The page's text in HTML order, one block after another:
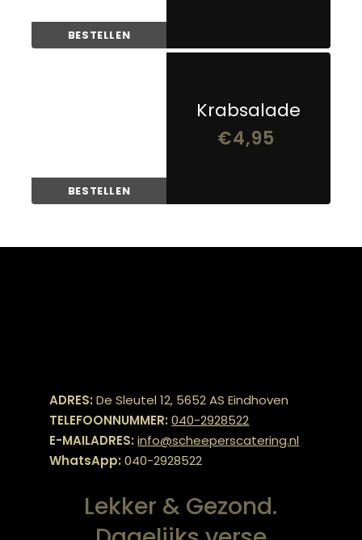
BESTELLEN
BESTELLEN
Krabsalade
€4,95
ADRES: De Sleutel 12, 5652 AS Eindhoven
TELEFOONNUMMER: 040-2928522
E-MAILADRES: info@scheeperscatering.nl
WhatsApp: 040-2928522
Lekker & Gezond.